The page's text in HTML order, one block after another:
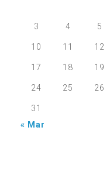
3 4 5
10 11 12
17 18 19
24 25 26
31
« Mar